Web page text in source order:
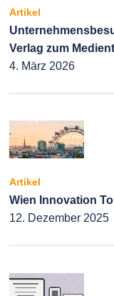
Artikel
Verlag zum
4. März 2026
Artikel
Wien Innovation
12. Dezember 2025